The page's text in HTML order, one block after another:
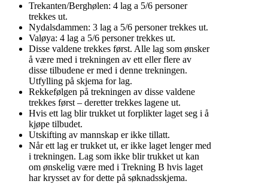
Trekanten/Berghølen: 4 lag a 5/6 personer
trekkes ut.
Nydalsdammen: 3 lag a 5/6 personer trekkes ut.
Valøya: 4 lag a 5/6 personer trekkes ut.
Disse valdene trekkes først. Alle lag som ønsker
å være med i trekningen av ett eller flere av
disse tilbudene er med i denne trekningen.
Utfylling på skjema for lag.
Rekkefølgen på trekningen av disse valdene
trekkes først – deretter trekkes lagene ut.
Hvis ett lag blir trukket ut forplikter laget seg i å
kjøpe tilbudet.
Utskifting av mannskap er ikke tillatt.
Når ett lag er trukket ut, er ikke laget lenger med
i trekningen. Lag som ikke blir trukket ut kan
om ønskelig være med i Trekning B hvis laget
har krysset av for dette på søknadsskjema.